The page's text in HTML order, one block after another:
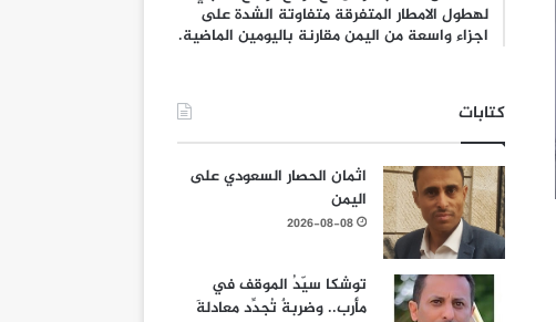
لهطول الامطار المتفرقة متفاوتة الشدة على
اجزاء واسعة من اليمن مقارنة باليومين الماضية.
كتابات
اثمان الحصار السعودي على
اليمن
2026-08-08
توشكا سيّدُ الموقف في
مأرب.. وضربةٌ تُجدِّد معادلةَ